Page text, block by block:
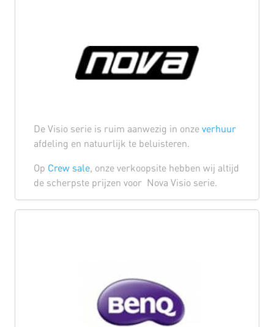
De Visio serie is ruim aanwezig in onze verhuur
afdeling en natuurlijk te beluisteren.
Op Crew sale, onze verkoopsite hebben wij altijd
de scherpste prijzen voor Nova Visio serie.